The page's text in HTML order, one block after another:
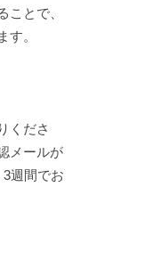
ことで、
す。
くださ
メールが
週間でお